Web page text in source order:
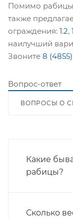
Помимо
также
ограждения: 1.2,
наилучший
Звоните 8
Вопрос-ответ
ВОПРОСЫ О
Какие
рабицы?
Сколько